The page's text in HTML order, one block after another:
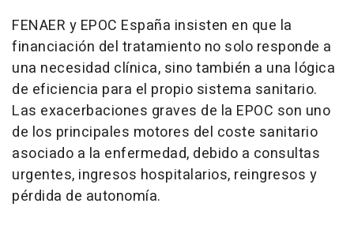
FENAER y EPOC España insisten en que la
financiación del tratamiento no solo responde a
una necesidad clínica, sino también a una lógica
de eficiencia para el propio sistema sanitario.
Las exacerbaciones graves de la EPOC son uno
de los principales motores del coste sanitario
asociado a la enfermedad, debido a consultas
urgentes, ingresos hospitalarios, reingresos y
pérdida de autonomía.